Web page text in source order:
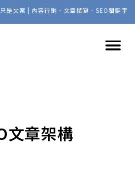
是文案 | 內容行銷．文章撰寫．SEO關鍵字
文章架構